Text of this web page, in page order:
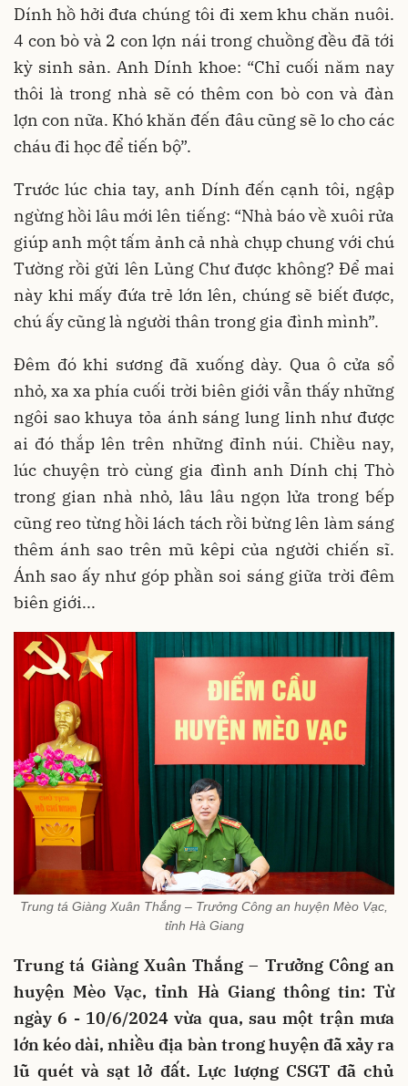
Dính hồ hởi đưa chúng tôi đi xem khu chăn nuôi.
4 con bò và 2 con lợn nái trong chuồng đều đã tới
kỳ sinh sản. Anh Dính khoe: “Chỉ cuối năm nay
thôi là trong nhà sẽ có thêm con bò con và đàn
lợn con nữa. Khó khăn đến đâu cũng sẽ lo cho các
cháu đi học để tiến bộ”.
Trước lúc chia tay, anh Dính đến cạnh tôi, ngập
ngừng hồi lâu mới lên tiếng: “Nhà báo về xuôi rửa
giúp anh một tấm ảnh cả nhà chụp chung với chú
Tường rồi gửi lên Lủng Chư được không? Để mai
này khi mấy đứa trẻ lớn lên, chúng sẽ biết được,
chú ấy cũng là người thân trong gia đình mình”.
Đêm đó khi sương đã xuống dày. Qua ô cửa sổ
nhỏ, xa xa phía cuối trời biên giới vẫn thấy những
ngôi sao khuya tỏa ánh sáng lung linh như được
ai đó thắp lên trên những đỉnh núi. Chiều nay,
lúc chuyện trò cùng gia đình anh Dính chị Thò
trong gian nhà nhỏ, lâu lâu ngọn lửa trong bếp
cũng reo từng hồi lách tách rồi bừng lên làm sáng
thêm ánh sao trên mũ kêpi của người chiến sĩ.
Ánh sao ấy như góp phần soi sáng giữa trời đêm
biên giới...
Trung tá Giàng Xuân Thắng – Trưởng Công an huyện Mèo Vạc,
tỉnh Hà Giang
Trung tá Giàng Xuân Thắng – Trưởng Công an
huyện Mèo Vạc, tỉnh Hà Giang thông tin: Từ
ngày 6 - 10/6/2024 vừa qua, sau một trận mưa
lớn kéo dài, nhiều địa bàn trong huyện đã xảy ra
lũ quét và sạt lở đất. Lực lượng CSGT đã chủ